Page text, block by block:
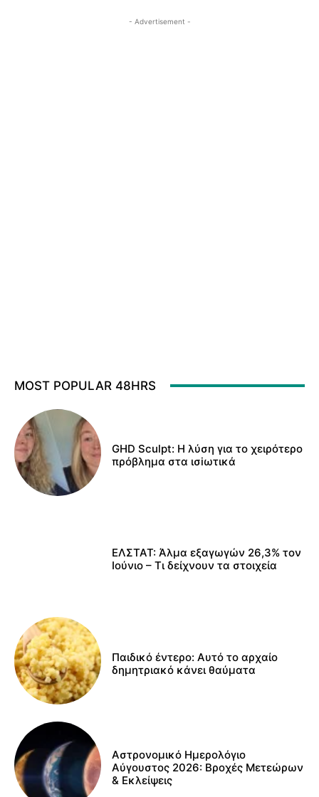
- Advertisement -
MOST POPULAR 48HRS
GHD Sculpt: Η λύση για το χειρότερο
πρόβλημα στα ισiωτικά
ΕΛΣΤΑΤ: Άλμα εξαγωγών 26,3% τον
Ιούνιο – Τι δείχνουν τα στοιχεία
Παιδικό έντερο: Αυτό το αρχαίο
δημητριακό κάνει θαύματα
Αστρονομικό Ημερολόγιο
Αύγουστος 2026: Βροχές Μετεώρων
& Εκλείψεις